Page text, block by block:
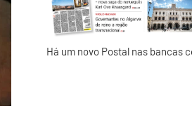
Há um novo Postal nas bancas